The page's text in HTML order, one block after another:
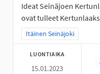
Ideat Seinäjoen
ovat tulleet
Rajaa tulokset teeman
Itäinen Seinäjoki
LUONTIAIKA
15.01.2023